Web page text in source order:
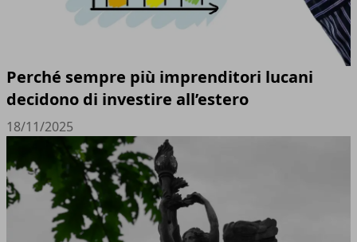
Perché sempre più imprenditori lucani
decidono di investire all’estero
18/11/2025